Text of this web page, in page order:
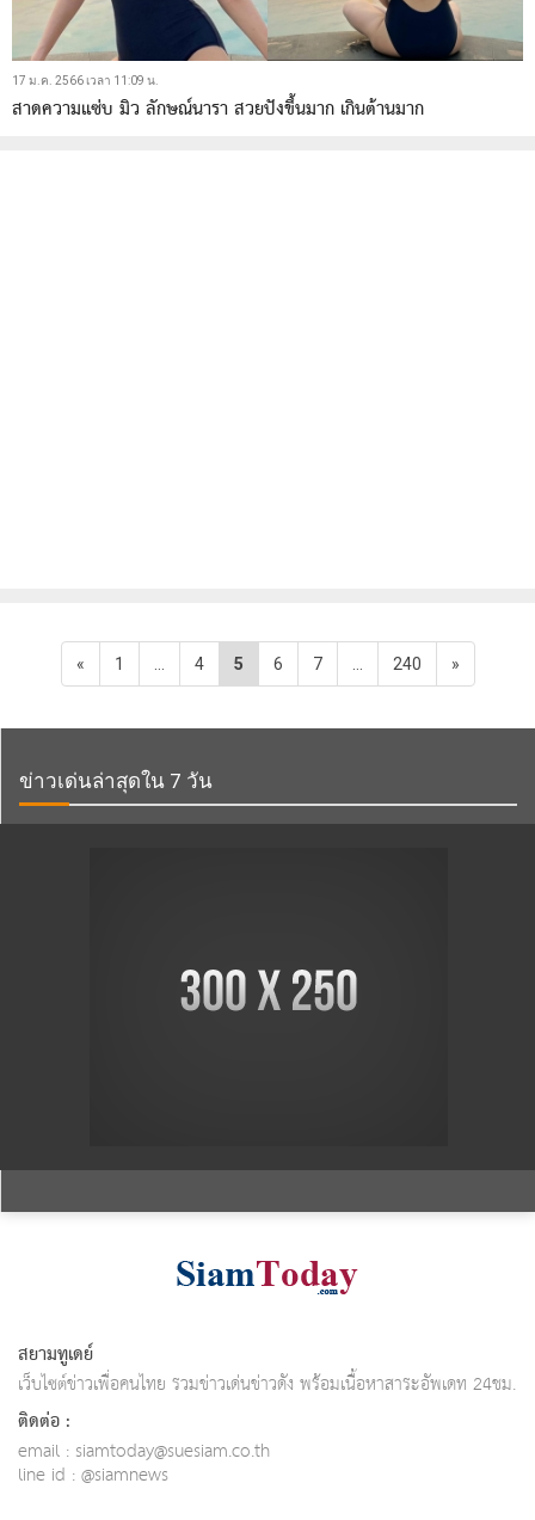
17 ม.ค. 2566 เวลา 11:09 น.
สาดความแซ่บ มิว ลักษณ์นารา สวยปังขึ้นมาก เกินต้านมาก
« 1 … 4 5 6 7 … 240 »
ข่าวเด่นล่าสุดใน 7 วัน
สยามทูเดย์
เว็บไซต์ข่าวเพื่อคนไทย รวมข่าวเด่นข่าวดัง พร้อมเนื้อหาสาระอัพเดท 24ชม.
ติดต่อ :
email : siamtoday@suesiam.co.th
line id : @siamnews